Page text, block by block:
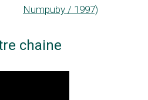
Numpuby / 1997)
chaine